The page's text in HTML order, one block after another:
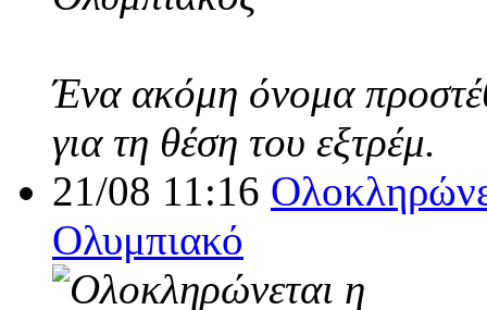
Ένα ακόμη όνομα
για τη θέση του εξτρέμ.
21/08 11:16
Ολυμπιακό